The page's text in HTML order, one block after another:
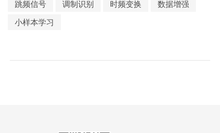
跳频信号 调制识别 时频变换
数据增强
小样本学习